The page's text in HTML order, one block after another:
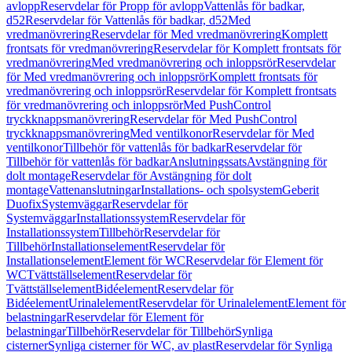
avloppReservdelar för Propp för avloppVattenlås för badkar,
d52Reservdelar för Vattenlås för badkar, d52Med
vredmanövreringReservdelar för Med vredmanövreringKomplett
frontsats för vredmanövreringReservdelar för Komplett frontsats för
vredmanövreringMed vredmanövrering och inloppsrörReservdelar
för Med vredmanövrering och inloppsrörKomplett frontsats för
vredmanövrering och inloppsrörReservdelar för Komplett frontsats
för vredmanövrering och inloppsrörMed PushControl
tryckknappsmanövreringReservdelar för Med PushControl
tryckknappsmanövreringMed ventilkonorReservdelar för Med
ventilkonorTillbehör för vattenlås för badkarReservdelar för
Tillbehör för vattenlås för badkarAnslutningssatsAvstängning för
dolt montageReservdelar för Avstängning för dolt
montageVattenanslutningarInstallations- och spolsystemGeberit
DuofixSystemväggarReservdelar för
SystemväggarInstallationssystemReservdelar för
InstallationssystemTillbehörReservdelar för
TillbehörInstallationselementReservdelar för
InstallationselementElement för WCReservdelar för Element för
WCTvättställselementReservdelar för
TvättställselementBidéelementReservdelar för
BidéelementUrinalelementReservdelar för UrinalelementElement för
belastningarReservdelar för Element för
belastningarTillbehörReservdelar för TillbehörSynliga
cisternerSynliga cisterner för WC, av plastReservdelar för Synliga